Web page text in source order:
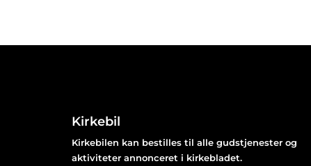
Kirkebil
Kirkebilen kan bestilles til alle gudstjenester og
aktiviteter annonceret i kirkebladet.